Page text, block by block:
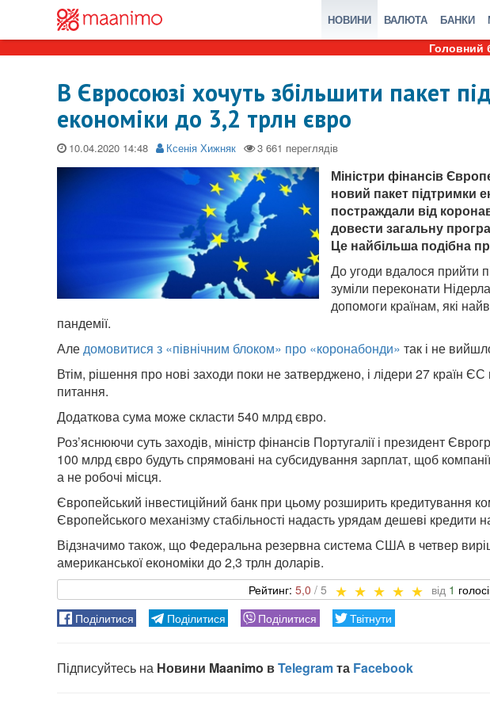
НОВИНИ ВАЛЮТА БАНКИ
Головний
В Євросоюзі хочуть збільшити пакет
економіки до 3,2 трлн євро
10.04.2020 Ксенія Хижняк
Міністри фінансів
новий пакет підтримки
постраждали від
довести загальну
Це найбільша подібна
До угоди вдалося прийти
зуміли переконати
допомоги країнам, які
пандемії.
Аледомовитися з «північним блоком» про «коронабонди» так і не
Втім, рішення про нові заходи поки не затверджено, і лідери 27 країн
питання.
Додаткова сума може скласти 540 млрд євро.
Роз’яснюючи суть заходів, міністр фінансів Португалії і президент
100 млрд євро будуть спрямовані на субсидування зарплат, щоб
а не робочі місця.
Європейський інвестиційний банк при цьому розширить кредитування
Європейського механізму стабільності надасть урядам дешеві кредити
Відзначимо також, що Федеральна резервна система США в четвер
американської економіки до 2,3 трлн доларів.
5,0 1